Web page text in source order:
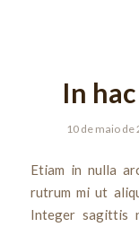
In
10 de maio de
Etiam in nulla
rutrum mi ut
Integer sagittis